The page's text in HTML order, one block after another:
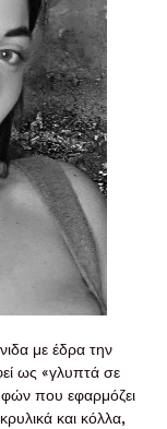
με έδρα την
ως «γλυπτά σε
που εφαρμόζει
και κόλλα,